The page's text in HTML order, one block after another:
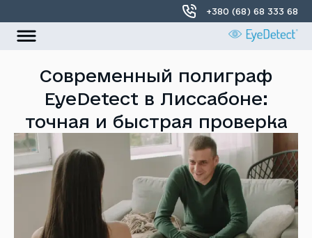
+380 (68) 68 333 68
Главная
О нас
Локации
Контакты
Современный полиграф
EyeDetect в Лиссабоне:
точная и быстрая проверка